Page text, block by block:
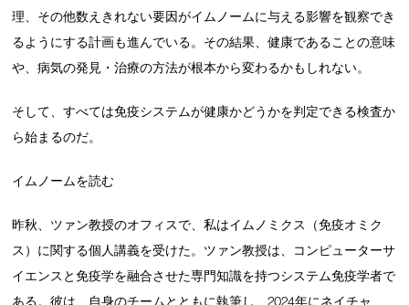
理、その他数えきれない要因がイムノームに与える影響を観察でき
るようにする計画も進んでいる。その結果、健康であることの意味
や、病気の発見・治療の方法が根本から変わるかもしれない。
そして、すべては免疫システムが健康かどうかを判定できる検査か
ら始まるのだ。
イムノームを読む
昨秋、ツァン教授のオフィスで、私はイムノミクス（免疫オミク
ス）に関する個人講義を受けた。ツァン教授は、コンピューターサ
イエンスと免疫学を融合させた専門知識を持つシステム免疫学者で
ある。彼は、自身のチームとともに執筆し、2024年にネイチャ